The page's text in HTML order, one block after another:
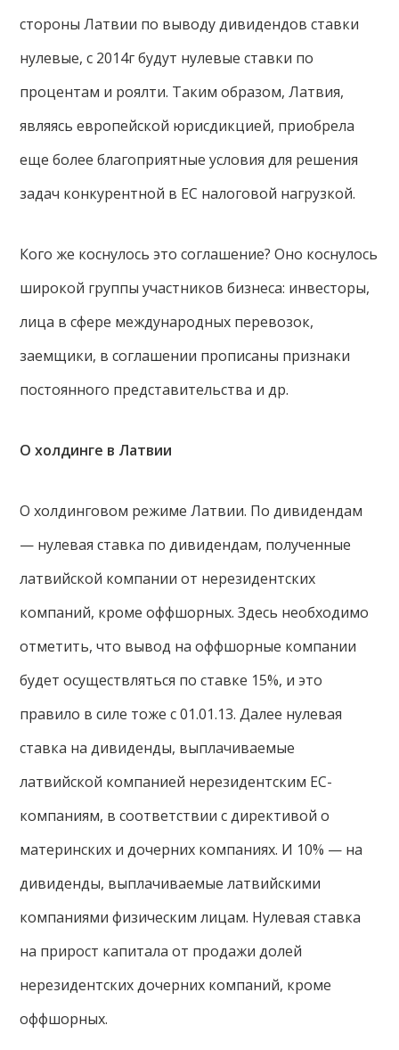
стороны Латвии по выводу дивидендов ставки
нулевые, с 2014г будут нулевые ставки по
процентам и роялти. Таким образом, Латвия,
являясь европейской юрисдикцией, приобрела
еще более благоприятные условия для решения
задач конкурентной в ЕС налоговой нагрузкой.
Кого же коснулось это соглашение? Оно коснулось
широкой группы участников бизнеса: инвесторы,
лица в сфере международных перевозок,
заемщики, в соглашении прописаны признаки
постоянного представительства и др.
О холдинге в Латвии
О холдинговом режиме Латвии. По дивидендам
— нулевая ставка по дивидендам, полученные
латвийской компании от нерезидентских
компаний, кроме оффшорных. Здесь необходимо
отметить, что вывод на оффшорные компании
будет осуществляться по ставке 15%, и это
правило в силе тоже с 01.01.13. Далее нулевая
ставка на дивиденды, выплачиваемые
латвийской компанией нерезидентским ЕС-
компаниям, в соответствии с директивой о
материнских и дочерних компаниях. И 10% — на
дивиденды, выплачиваемые латвийскими
компаниями физическим лицам. Нулевая ставка
на прирост капитала от продажи долей
нерезидентских дочерних компаний, кроме
оффшорных.